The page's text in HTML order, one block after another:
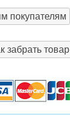
покупателям
забрать товар